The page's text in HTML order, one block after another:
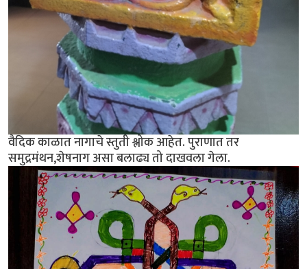
वैदिक काळात नागाचे स्तुती श्लोक आहेत. पुराणात तर
समुद्रमंथन,शेषनाग असा बलाढ्य तो दाखवला गेला.